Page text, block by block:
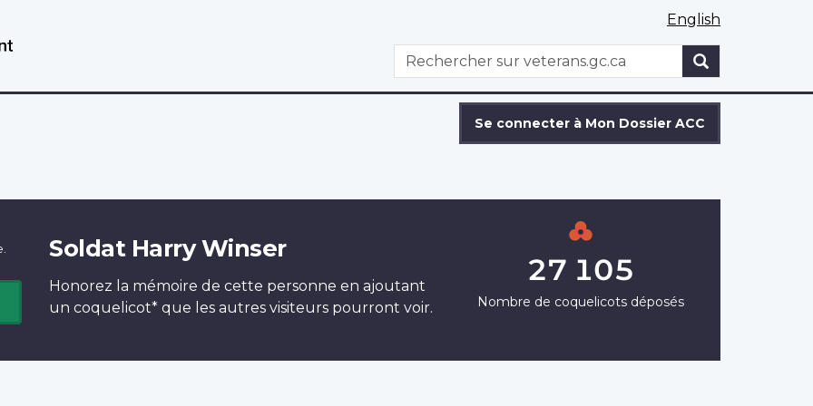
English
WxT
Search
Rechercher
Se connecter à Mon Dossier ACC
Soldat Harry Winser
Honorez la mémoire de cette personne en ajoutant
un coquelicot* que les autres visiteurs pourront voir.
27 105
Nombre de coquelicots déposés